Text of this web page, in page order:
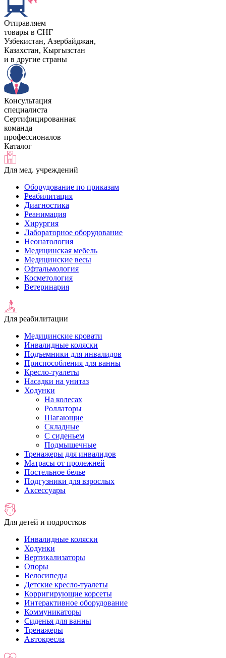
Отправляем
товары в СНГ
Узбекистан, Aзербайджан,
Казахстан, Кыргызстан
и в другие страны
Консультация
специалиста
Сертифицированная
команда
профессионалов
Каталог
Для мед. учреждений
Оборудование по приказам
Реабилитация
Диагностика
Реанимация
Хирургия
Лабораторное оборудование
Неонатология
Медицинская мебель
Медицинские весы
Офтальмология
Косметология
Ветеринария
Для реабилитации
Медицинские кровати
Инвалидные коляски
Подъемники для инвалидов
Приспособления для ванны
Кресло-туалеты
Насадки на унитаз
Ходунки
На колесах
Роллаторы
Шагающие
Складные
С сиденьем
Подмышечные
Тренажеры для инвалидов
Матрасы от пролежней
Постельное белье
Подгузники для взрослых
Аксессуары
Для детей и подростков
Инвалидные коляски
Ходунки
Вертикализаторы
Опоры
Велосипеды
Детские кресло-туалеты
Корригирующие корсеты
Интерактивное оборудование
Коммуникаторы
Сиденья для ванны
Тренажеры
Автокресла